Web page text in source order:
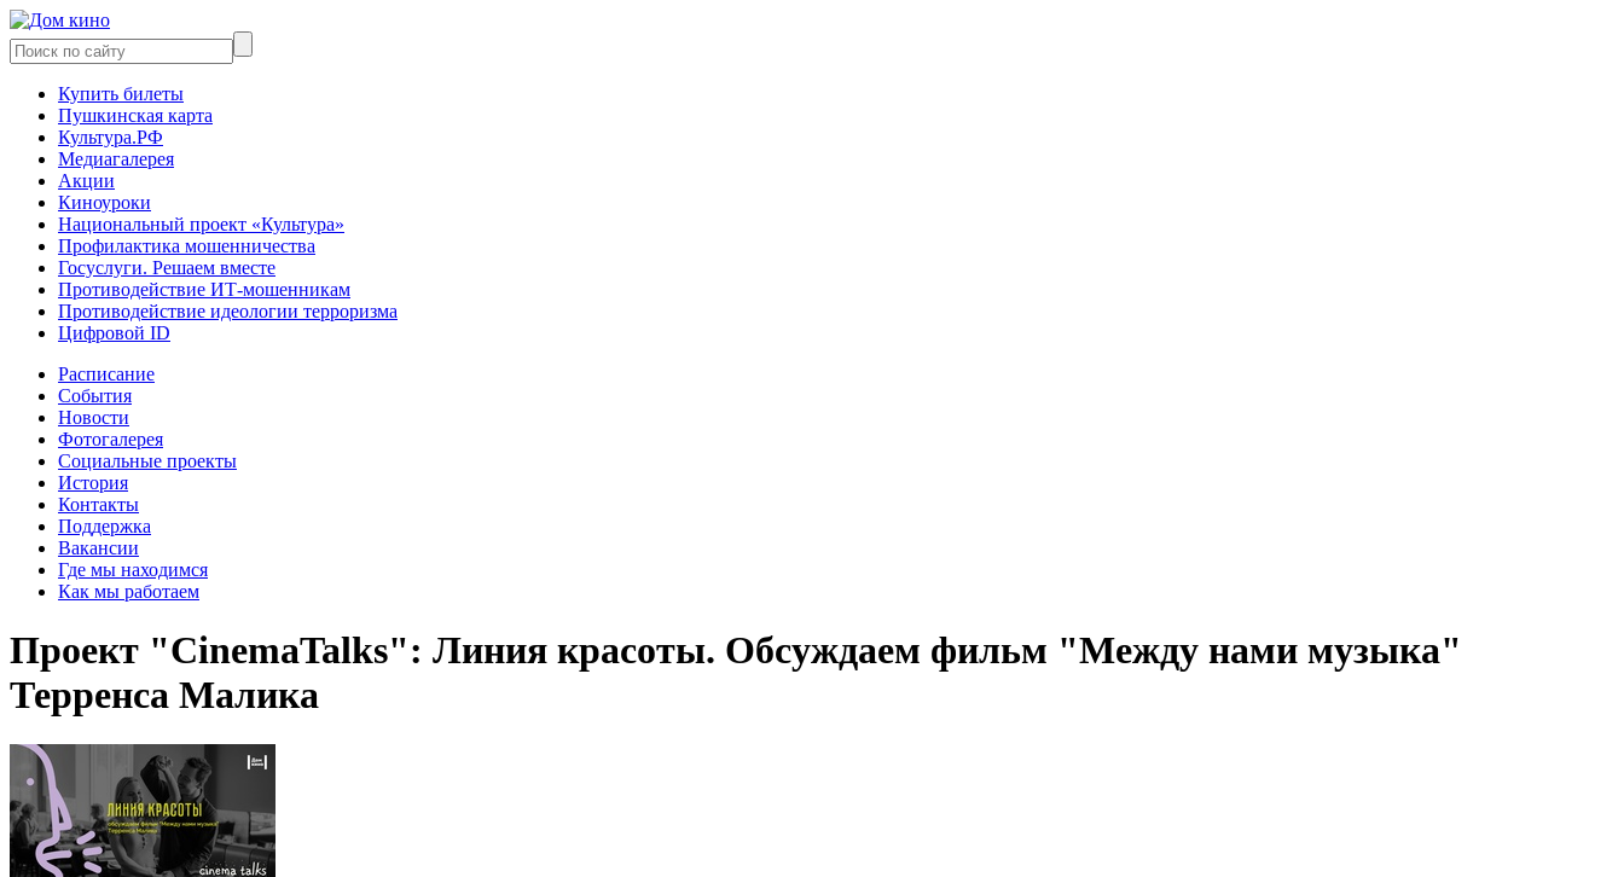
Купить билеты
Пушкинская карта
Культура.РФ
Медиагалерея
Акции
Киноуроки
Национальный проект «Культура»
Профилактика мошенничества
Госуслуги. Решаем вместе
Противодействие ИТ-мошенникам
Противодействие идеологии терроризма
Цифровой ID
Расписание
События
Новости
Фотогалерея
Социальные проекты
История
Контакты
Поддержка
Вакансии
Где мы находимся
Как мы работаем
Проект "CinemaTalks": Линия красоты. Обсуждаем фильм "Между нами музыка"
Терренса Малика